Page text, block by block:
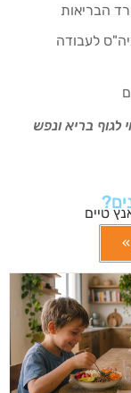
הבריאות
לעבודה
לגוף בריא ונפש
טיים